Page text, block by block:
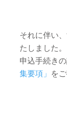
それに伴い
たしました。
申込手続き
集要項」
を